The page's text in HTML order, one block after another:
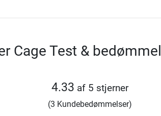
Cage Test &
4.33 af 5 stjerner
(3 Kundebedømmelser)